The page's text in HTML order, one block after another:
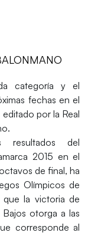
categoría y el
fechas en el
editado por la Real
resultados del
2015 en el
de final, ha
Olímpicos de
la victoria de
otorga a las
corresponde al